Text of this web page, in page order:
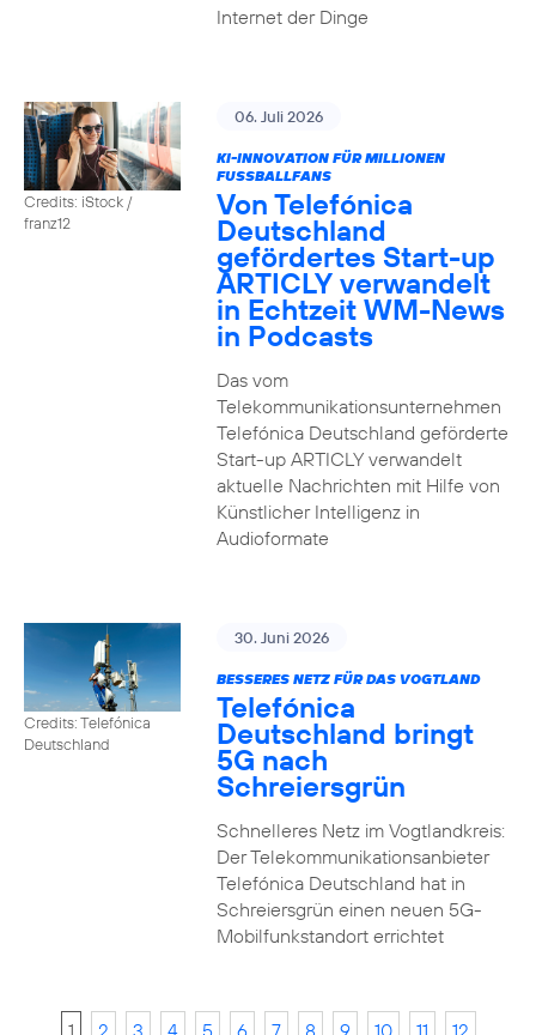
Internet der Dinge
Credits: iStock /
franz12
06. Juli 2026
KI-INNOVATION FÜR MILLIONEN
FUSSBALLFANS
Von Telefónica
Deutschland
gefördertes Start-up
ARTICLY verwandelt
in Echtzeit WM-News
in Podcasts
Das vom
Telekommunikationsunternehmen
Telefónica Deutschland geförderte
Start-up ARTICLY verwandelt
aktuelle Nachrichten mit Hilfe von
Künstlicher Intelligenz in
Audioformate
Credits: Telefónica
Deutschland
30. Juni 2026
BESSERES NETZ FÜR DAS VOGTLAND
Telefónica
Deutschland bringt
5G nach
Schreiersgrün
Schnelleres Netz im Vogtlandkreis:
Der Telekommunikationsanbieter
Telefónica Deutschland hat in
Schreiersgrün einen neuen 5G-
Mobilfunkstandort errichtet
1 2 3 4 5 6 7 8 9 10 11 12